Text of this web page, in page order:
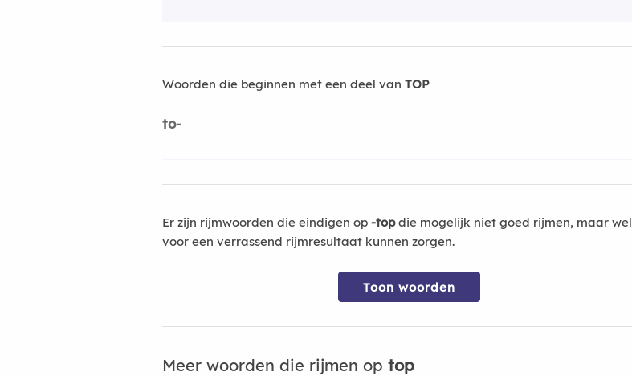
Woorden die beginnen met een deel van TOP
to-
Er zijn rijmwoorden die eindigen op -topdie mogelijk niet goed rijmen, maar wel
voor een verrassend rijmresultaat kunnen zorgen.
Toon woorden
Meer woorden die rijmen op top